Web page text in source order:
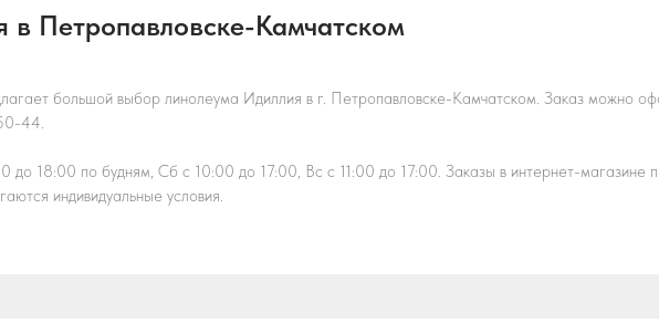
Петропавловске-Камчатском
большой выбор линолеума Идиллия в г. Петропавловске-Камчатском. Заказ можно
44.
18:00 по будням, Сб с 10:00 до 17:00, Вс с 11:00 до 17:00. Заказы в интернет-магазине
индивидуальные условия.